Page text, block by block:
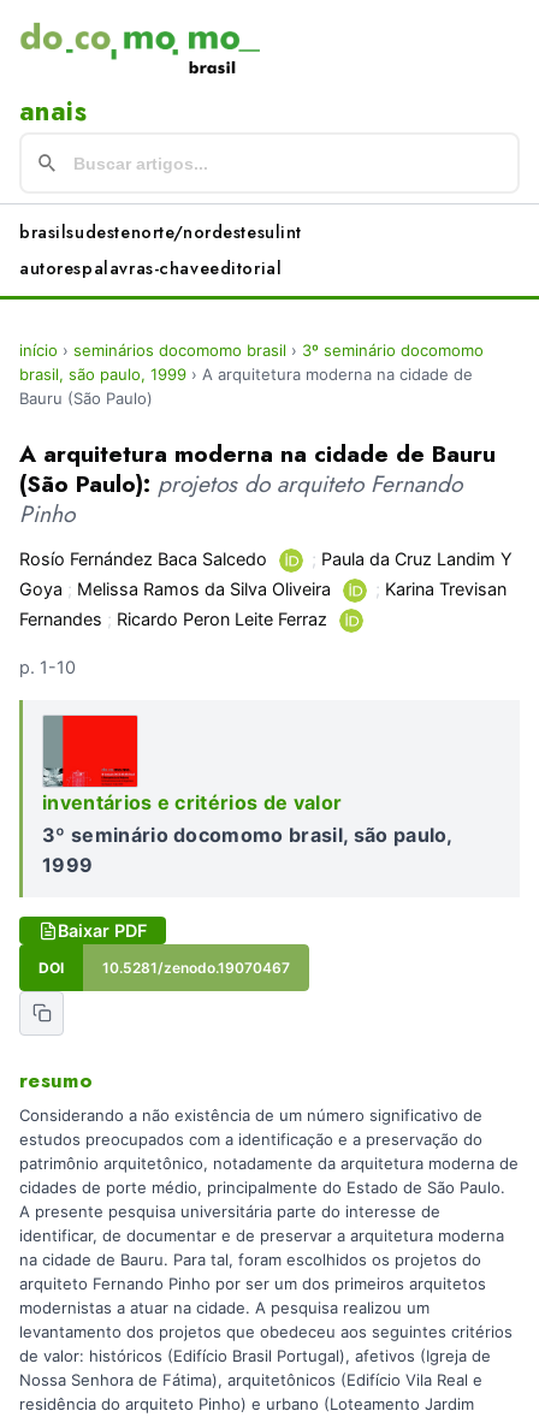
anais
brasilsudestenorte/nordestesulint
autorespalavras-chaveeditorial
início › seminários docomomo brasil › 3º seminário docomomo
brasil, são paulo, 1999 › A arquitetura moderna na cidade de
Bauru (São Paulo)
A arquitetura moderna na cidade de Bauru
(São Paulo): projetos do arquiteto Fernando
Pinho
Rosío Fernández Baca Salcedo ; Paula da Cruz Landim Y
Goya ; Melissa Ramos da Silva Oliveira ; Karina Trevisan
Fernandes ; Ricardo Peron Leite Ferraz
p. 1-10
inventários e critérios de valor
3º seminário docomomo brasil, são paulo,
1999
Baixar PDF
DOI 10.5281/zenodo.19070467
resumo
Considerando a não existência de um número significativo de
estudos preocupados com a identificação e a preservação do
patrimônio arquitetônico, notadamente da arquitetura moderna de
cidades de porte médio, principalmente do Estado de São Paulo.
A presente pesquisa universitária parte do interesse de
identificar, de documentar e de preservar a arquitetura moderna
na cidade de Bauru. Para tal, foram escolhidos os projetos do
arquiteto Fernando Pinho por ser um dos primeiros arquitetos
modernistas a atuar na cidade. A pesquisa realizou um
levantamento dos projetos que obedeceu aos seguintes critérios
de valor: históricos (Edifício Brasil Portugal), afetivos (Igreja de
Nossa Senhora de Fátima), arquitetônicos (Edifício Vila Real e
residência do arquiteto Pinho) e urbano (Loteamento Jardim